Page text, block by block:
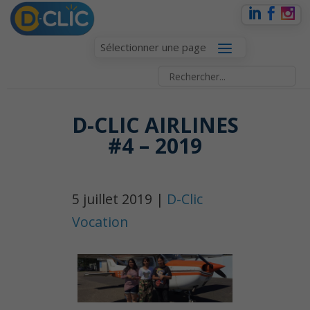
Sélectionner une page
D-CLIC AIRLINES
#4 – 2019
5 juillet 2019 | D-Clic
Vocation